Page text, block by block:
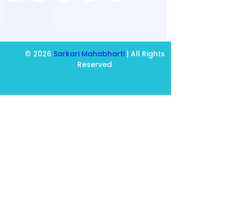
© 2026 Sarkari Mahabharti| All Rights
Reserved